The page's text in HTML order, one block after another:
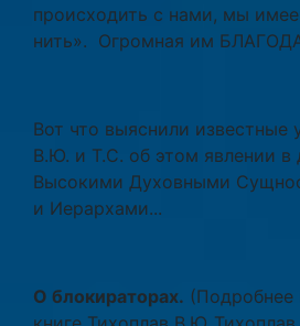
происходить с нами, мы
нить». Огромная им
Вот что выяснили известные
В.Ю. и Т.С. об этом явлении в
Высокими Духовными
и Иерархами...
О блокираторах. (Подробнее